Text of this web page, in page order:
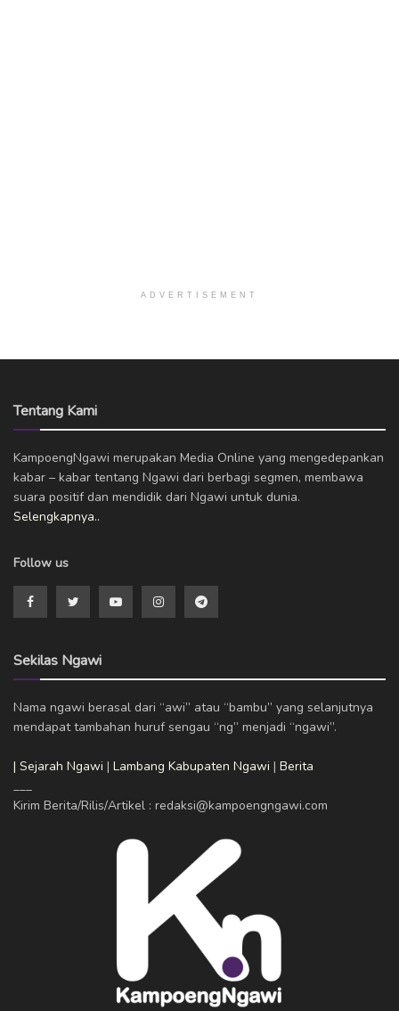
ADVERTISEMENT
Tentang Kami
KampoengNgawi merupakan Media Online yang mengedepankan
kabar – kabar tentang Ngawi dari berbagi segmen, membawa
suara positif dan mendidik dari Ngawi untuk dunia.
Selengkapnya..
Follow us
Sekilas Ngawi
Nama ngawi berasal dari “awi” atau “bambu” yang selanjutnya
mendapat tambahan huruf sengau “ng” menjadi “ngawi”.
| Sejarah Ngawi | Lambang Kabupaten Ngawi | Berita
Kirim Berita/Rilis/Artikel : redaksi@kampoengngawi.com